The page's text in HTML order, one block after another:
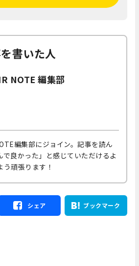
書いた人
NOTE 編集部
編集部にジョイン。記事を読ん
で良かった」と感じていただけるよ
頑張ります！
シェア ブックマーク